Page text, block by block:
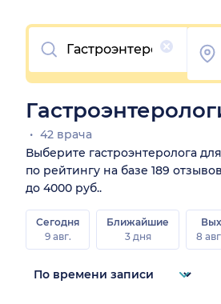
Очистить
42 врача
Выберите гастроэнтеролога
по рейтингу на базе 189
до 4000 руб..
Сегодня
9 авг.
Ближайшие
3 дня
8